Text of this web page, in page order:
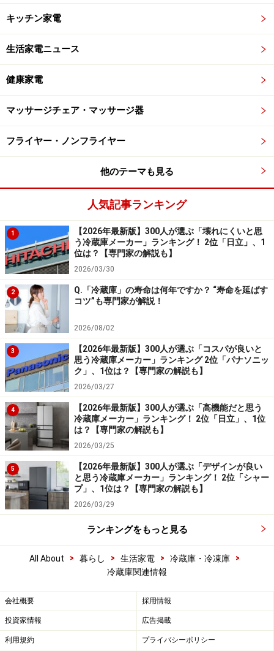
キッチン家電
生活家電ニュース
健康家電
マッサージチェア・マッサージ器
フライヤー・ノンフライヤー
他のテーマも見る
人気記事ランキング
1
【2026年最新版】300人が選ぶ「壊れにくいと思
う冷蔵庫メーカー」ランキング！ 2位「日立」、1
位は？【専門家の解説も】
2026/03/30
2
Q.「冷蔵庫」の寿命は何年ですか？ “寿命を延ばす
コツ”も専門家が解説！
2026/08/02
3
【2026年最新版】300人が選ぶ「コスパが良いと
思う冷蔵庫メーカー」ランキング 2位「パナソニッ
ク」、1位は？【専門家の解説も】
2026/03/27
4
【2026年最新版】300人が選ぶ「高機能だと思う
冷蔵庫メーカー」ランキング！ 2位「日立」、1位
は？【専門家の解説も】
2026/03/25
5
【2026年最新版】300人が選ぶ「デザインが良い
と思う冷蔵庫メーカー」ランキング！ 2位「シャー
プ」、1位は？【専門家の解説も】
2026/03/29
ランキングをもっと見る
All About > 暮らし > 生活家電 > 冷蔵庫・冷凍庫
>
冷蔵庫関連情報
会社概要 採用情報
投資家情報 広告掲載
利用規約 プライバシーポリシー